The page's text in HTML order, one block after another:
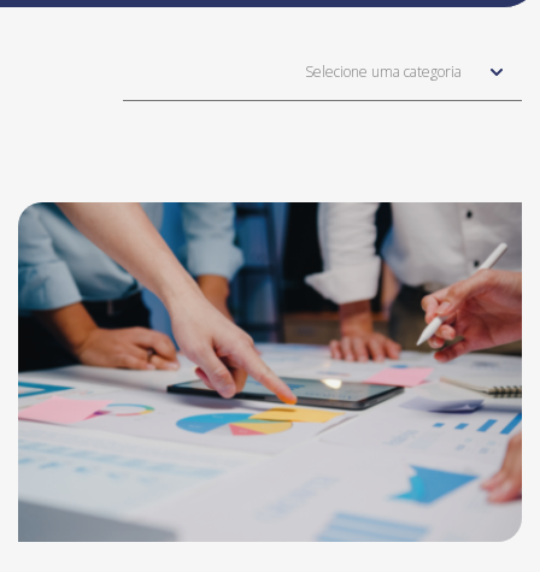
Selecione uma categoria